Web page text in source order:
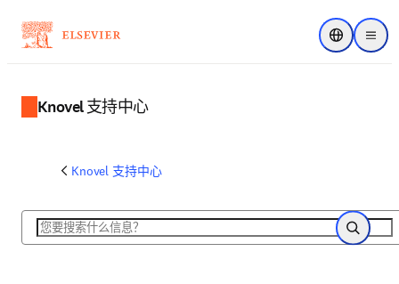
菜单
Choose
Knovel 支持中心
Knovel 支持中心
搜索
搜索